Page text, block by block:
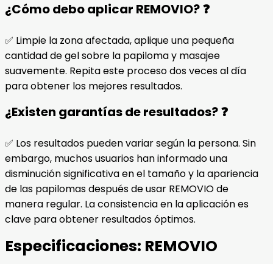
¿Cómo debo aplicar REMOVIO? ❓
✅ Limpie la zona afectada, aplique una pequeña
cantidad de gel sobre la papiloma y masajee
suavemente. Repita este proceso dos veces al día
para obtener los mejores resultados.
¿Existen garantías de resultados? ❓
✅ Los resultados pueden variar según la persona. Sin
embargo, muchos usuarios han informado una
disminución significativa en el tamaño y la apariencia
de las papilomas después de usar REMOVIO de
manera regular. La consistencia en la aplicación es
clave para obtener resultados óptimos.
Especificaciones: REMOVIO